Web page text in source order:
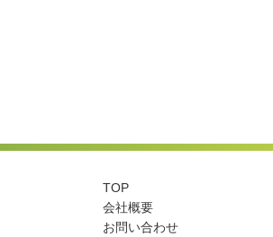
TOP
会社概要
お問い合わせ